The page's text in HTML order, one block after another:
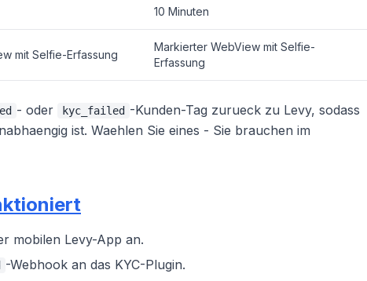
10 Minuten
mit Selfie-Erfassung
Markierter WebView mit Selfie-
Erfassung
- oder kyc_failed -Kunden-Tag zurueck zu Levy, sodass
ist. Waehlen Sie eines - Sie brauchen im
mobilen Levy-App an.
-Webhook an das KYC-Plugin.